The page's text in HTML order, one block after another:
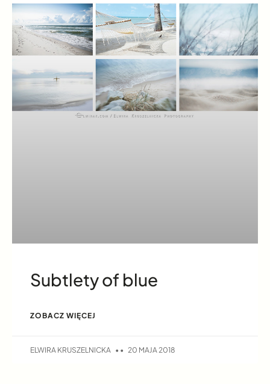
Subtlety of blue
ZOBACZ WIĘCEJ
ELWIRA KRUSZELNICKA 20 MAJA 2018